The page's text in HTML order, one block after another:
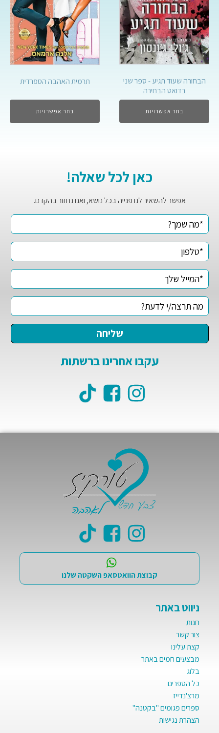
הבחורה שעוד תגיע - ספר שני
בדואט הבחירה
בחר אפשרויות
תרמית האהבה הספרדית
בחר אפשרויות
כאן לכל שאלה!
אפשר להשאיר לנו פנייה בכל נושא, ואנו נחזור בהקדם.
עקבו אחרינו ברשתות
קבוצת הוואטסאפ השקטה שלנו
ניווט באתר
חנות
צור קשר
קצת עלינו
מבצעים חמים באתר
בלוג
כל הספרים
מרצ'נדייז
ספרים פגומים "בקטנה"
הצהרת נגישות